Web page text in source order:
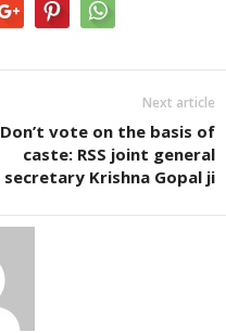
Next article
Don’t vote on the basis of
caste: RSS joint general
secretary Krishna Gopal ji